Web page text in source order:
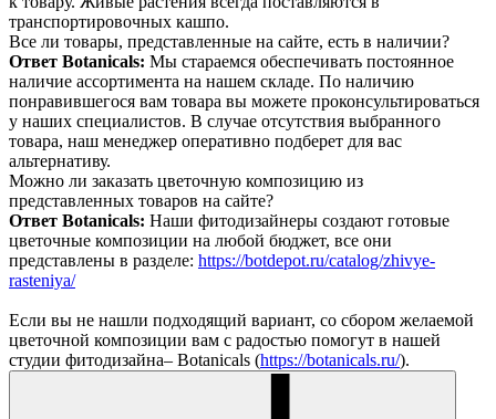
транспортировочных кашпо.
Все ли товары, представленные на сайте, есть в наличии?
Ответ Botanicals: Мы стараемся обеспечивать постоянное
наличие ассортимента на нашем складе. По наличию
понравившегося вам товара вы можете проконсультироваться
у наших специалистов. В случае отсутствия выбранного
товара, наш менеджер оперативно подберет для вас
альтернативу.
Можно ли заказать цветочную композицию из
представленных товаров на сайте?
Ответ Botanicals: Наши фитодизайнеры создают готовые
цветочные композиции на любой бюджет, все они
представлены в разделе: https://botdepot.ru/catalog/zhivye-
rasteniya/
Если вы не нашли подходящий вариант, со сбором желаемой
цветочной композиции вам с радостью помогут в нашей
студии фитодизайна– Botanicals (https://botanicals.ru/).